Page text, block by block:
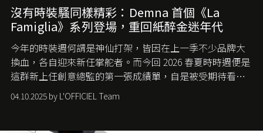
沒有時裝騷同樣精彩：Demna 首個《La
Famiglia》系列登場，重回紙醉金迷年代
今年的時裝週何謂是神仙打架，皆因在上一季不少品牌大
換血，各自迎來新任掌舵者。而今回 2026 春夏時時週便是
這群新上任創意總監的第一張成績單，自是被受期待看他
們如何各顯神通。意大利老牌 Gucci 在過去幾個季度業績
難已救回，開雲集團任命成功曾翻轉 Balenciaga 的愛將
04.10.2025 by L'OFFICIEL Team